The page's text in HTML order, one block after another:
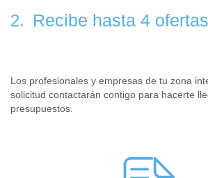
2. Recibe hasta 4 ofertas
Los profesionales y empresas de tu zona
solicitud contactarán contigo para hacerte
presupuestos.